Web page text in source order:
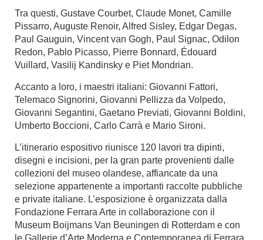
Tra questi, Gustave Courbet, Claude Monet, Camille
Pissarro, Auguste Renoir, Alfred Sisley, Edgar Degas,
Paul Gauguin, Vincent van Gogh, Paul Signac, Odilon
Redon, Pablo Picasso, Pierre Bonnard, Édouard
Vuillard, Vasilij Kandinsky e Piet Mondrian.
Accanto a loro, i maestri italiani: Giovanni Fattori,
Telemaco Signorini, Giovanni Pellizza da Volpedo,
Giovanni Segantini, Gaetano Previati, Giovanni Boldini,
Umberto Boccioni, Carlo Carrà e Mario Sironi.
L’itinerario espositivo riunisce 120 lavori tra dipinti,
disegni e incisioni, per la gran parte provenienti dalle
collezioni del museo olandese, affiancate da una
selezione appartenente a importanti raccolte pubbliche
e private italiane. L’esposizione è organizzata dalla
Fondazione Ferrara Arte in collaborazione con il
Museum Boijmans Van Beuningen di Rotterdam e con
le Gallerie d’Arte Moderna e Contemporanea di Ferrara